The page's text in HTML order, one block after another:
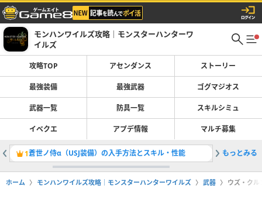
モンハンワイルズ攻略｜モンスターハンターワ
イルズ
攻略TOP アセンダンス ストーリー
最強装備 最強武器 ゴグマジオス
武器一覧 防具一覧 スキルシミュ
イベクエ アプデ情報 マルチ募集
1蒼世ノ侍α（USJ装備）の入手方法とスキル・性能 2太刀の
もっとみる
ホーム モンハンワイルズ攻略｜モンスターハンターワイルズ 武器 ウズ・クル